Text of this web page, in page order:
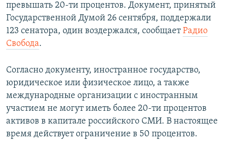
превышать 20-ти процентов. Документ, принятый
Государственной Думой 26 сентября, поддержали
123 сенатора, один воздержался, сообщаетРадио
Свобода.
Согласно документу, иностранное государство,
юридическое или физическое лицо, а также
международные организации с иностранным
участием не могут иметь более 20-ти процентов
активов в капитале российского СМИ. В настоящее
время действует ограничение в 50 процентов.